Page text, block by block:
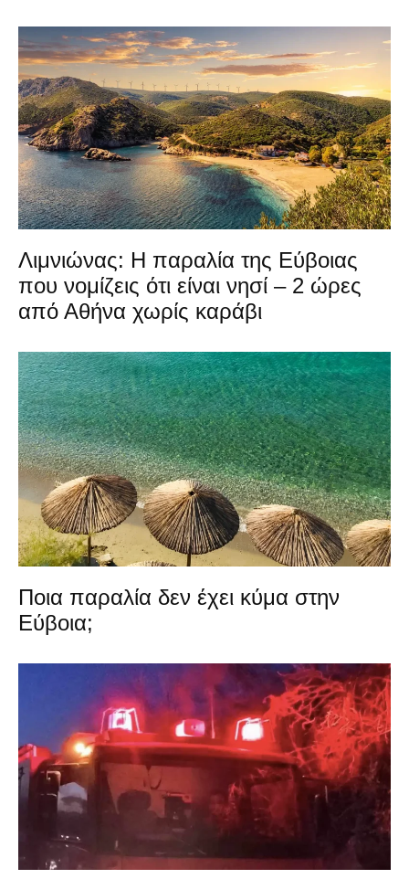
Λιμνιώνας: Η παραλία της Εύβοιας
που νομίζεις ότι είναι νησί – 2 ώρες
από Αθήνα χωρίς καράβι
Ποια παραλία δεν έχει κύμα στην
Εύβοια;